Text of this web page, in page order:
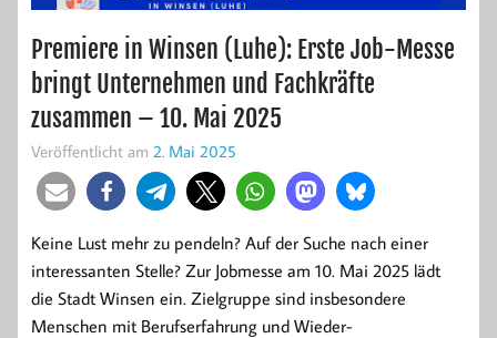
Premiere in Winsen (Luhe): Erste Job-Messe
bringt Unternehmen und Fachkräfte
zusammen – 10. Mai 2025
Veröffentlicht am 2. Mai 2025
Keine Lust mehr zu pendeln? Auf der Suche nach einer
interessanten Stelle? Zur Jobmesse am 10. Mai 2025 lädt
die Stadt Winsen ein. Zielgruppe sind insbesondere
Menschen mit Berufserfahrung und Wieder-